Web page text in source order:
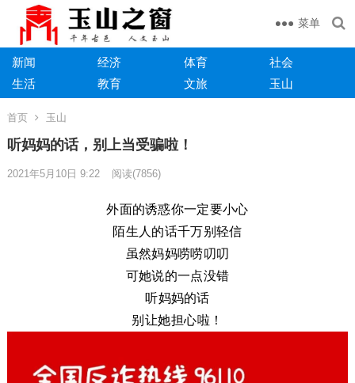
菜单
新闻 经济 体育
社会
生活
教育 文旅 玉山
首页 玉山
听妈妈的话，别上当受骗啦！
2021年5月10日 9:22 阅读(7856)
外面的诱惑你一定要小心
陌生人的话千万别轻信
虽然妈妈唠唠叨叨
可她说的一点没错
听妈妈的话
别让她担心啦！